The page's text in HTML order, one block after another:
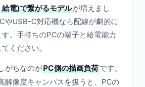
電)で繋がるモデルが増えまし
やUSB-C対応機なら配線が劇的に
。手持ちのPCの端子と給電能力
ください。
がちなのがPC側の描画負荷です。
解像度キャンバスを扱うと、PCの